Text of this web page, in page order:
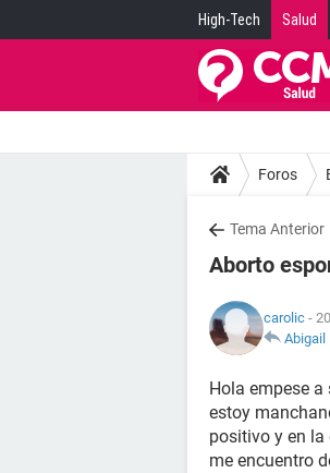
High-Tech Salud
Foros
Tema Anterior
Aborto
carolic -
Abigail
Hola empese
estoy
positivo y en la
me encuentro